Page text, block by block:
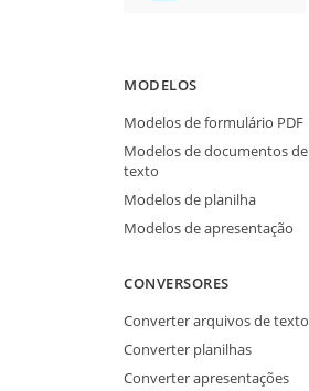
MODELOS
Modelos de formulário PDF
Modelos de documentos de
texto
Modelos de planilha
Modelos de apresentação
CONVERSORES
Converter arquivos de texto
Converter planilhas
Converter apresentações